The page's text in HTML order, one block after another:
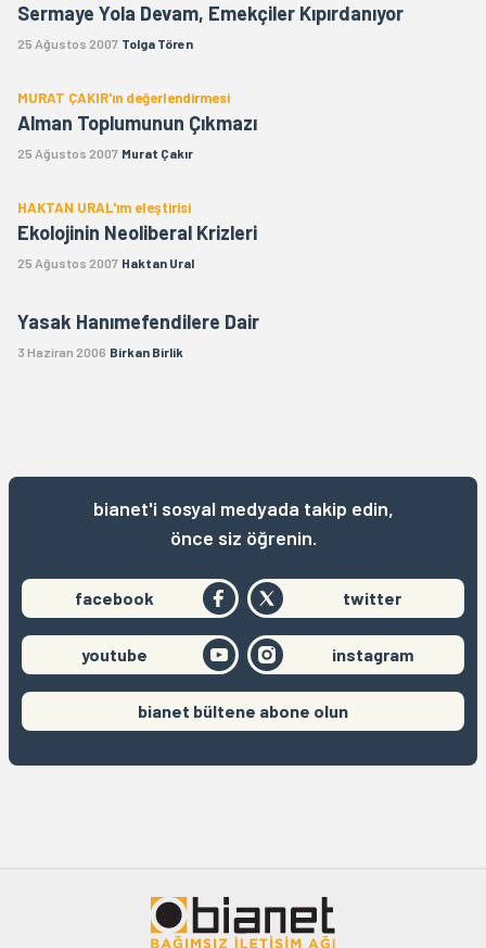
Sermaye Yola Devam, Emekçiler Kıpırdanıyor
25 Ağustos 2007 Tolga Tören
MURAT ÇAKIR'ın değerlendirmesi
Alman Toplumunun Çıkmazı
25 Ağustos 2007 Murat Çakır
HAKTAN URAL'ım eleştirisi
Ekolojinin Neoliberal Krizleri
25 Ağustos 2007 Haktan Ural
Yasak Hanımefendilere Dair
3 Haziran 2006 Birkan Birlik
bianet'i sosyal medyada takip edin,
önce siz öğrenin.
facebook twitter
youtube instagram
bianet bültene abone olun